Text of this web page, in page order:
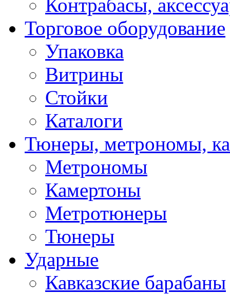
Контрабасы,
Торговое оборудование
Упаковка
Витрины
Стойки
Каталоги
Тюнеры, метрономы,
Метрономы
Камертоны
Метротюнеры
Тюнеры
Ударные
Кавказские барабаны